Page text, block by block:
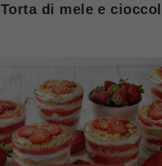
Torta di mele e